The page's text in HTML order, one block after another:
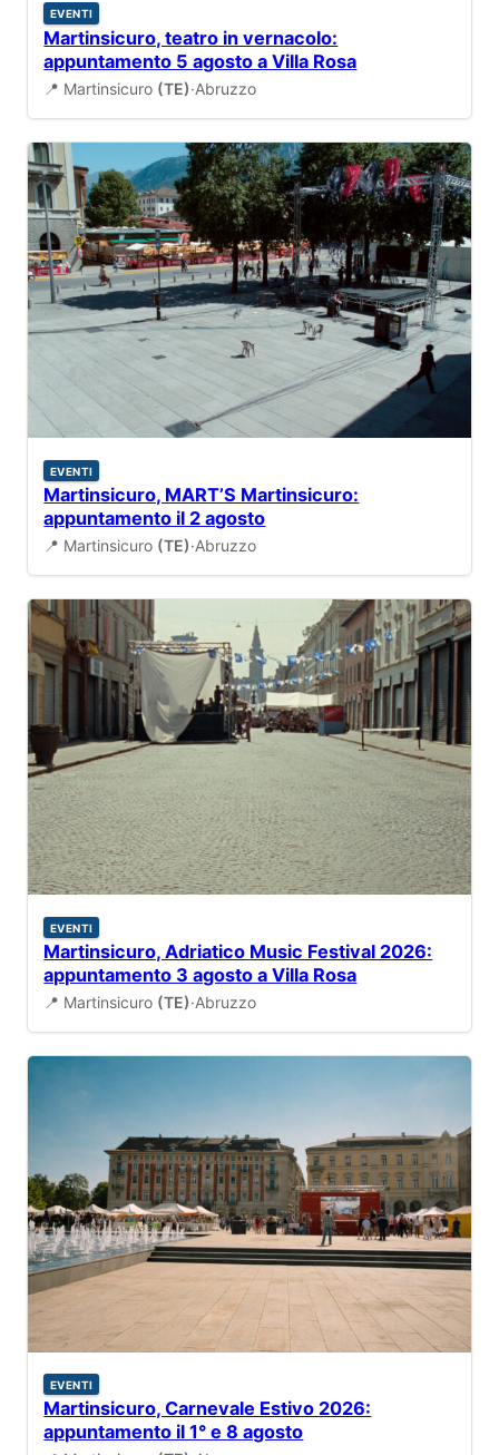
EVENTI
Martinsicuro, teatro in vernacolo:
appuntamento 5 agosto a Villa Rosa
📍 Martinsicuro (TE)·Abruzzo
EVENTI
Martinsicuro, MART’S Martinsicuro:
appuntamento il 2 agosto
📍 Martinsicuro (TE)·Abruzzo
EVENTI
Martinsicuro, Adriatico Music Festival 2026:
appuntamento 3 agosto a Villa Rosa
📍 Martinsicuro (TE)·Abruzzo
EVENTI
Martinsicuro, Carnevale Estivo 2026:
appuntamento il 1° e 8 agosto